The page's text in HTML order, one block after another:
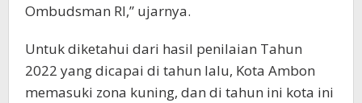
Ombudsman RI,” ujarnya.
Untuk diketahui dari hasil penilaian Tahun
2022 yang dicapai di tahun lalu, Kota Ambon
memasuki zona kuning, dan di tahun ini kota ini